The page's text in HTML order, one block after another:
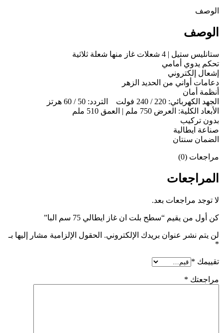
الوصف
الوصف
ستانليس ستيل | 4 شعلات غاز منها شعلة ثلاثية
تحكم يدوي أمامي
إشعال إلكتروني
دعامات أواني من الحديد الزهر
أنظمة أمان
الجهد الكهربائي: 220 / 240 فولت التردد: 50 / 60 هرتز
الأبعاد الكلية: العرض 750 ملم | العمق 510 ملم
بدون تركيب
صناعة ايطالية
الضمان سنتان
مراجعات (0)
المراجعات
لا توجد مراجعات بعد.
كن أول من يقيم “سطح بلت ان غاز ايطالي 75 سم البا”
لن يتم نشر عنوان بريدك الإلكتروني. الحقول الإلزامية مشار إليها بـ
*
تقييمك *
مراجعتك *